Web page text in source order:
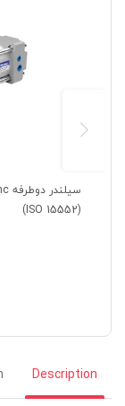
(ISO 15552)
Description